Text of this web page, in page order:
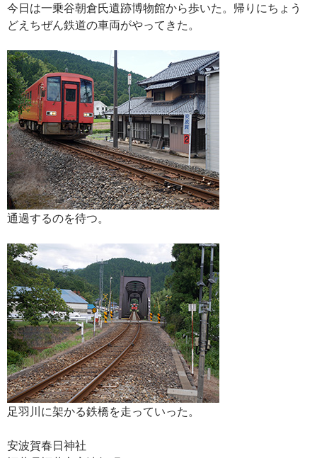
今日は一乗谷朝倉氏遺跡博物館から歩いた。帰りにちょう
どえちぜん鉄道の車両がやってきた。
通過するのを待つ。
足羽川に架かる鉄橋を走っていった。
安波賀春日神社